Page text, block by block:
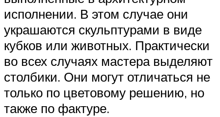
исполнении. В этом случае они
украшаются скульптурами в виде
кубков или животных. Практически
во всех случаях мастера выделяют
столбики. Они могут отличаться не
только по цветовому решению, но
также по фактуре.